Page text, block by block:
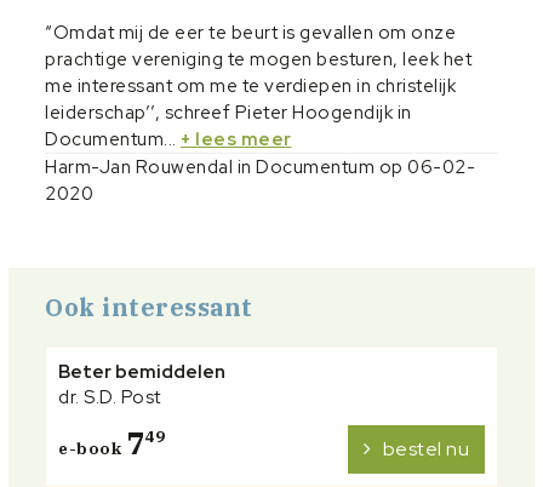
“Omdat mij de eer te beurt is gevallen om onze
prachtige vereniging te mogen besturen, leek het
me interessant om me te verdiepen in christelijk
leiderschap’’, schreef Pieter Hoogendijk in
Documentum... + lees meer
Harm-Jan Rouwendal in Documentum op 06-02-
2020
Ook interessant
Beter bemiddelen
dr. S.D. Post
e-book 749 bestel nu